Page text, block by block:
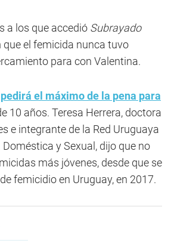
a los que accedió Subrayado
que el femicida nunca tuvo
para con Valentina.
pedirá el máximo de la pena para
10 años. Teresa Herrera, doctora
e integrante de la Red Uruguaya
y Sexual, dijo que no
más jóvenes, desde que se
femicidio en Uruguay, en 2017.